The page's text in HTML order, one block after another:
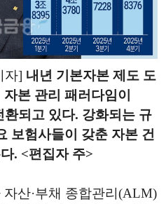
자] 내년 기본자본 제도 도
본 관리 패러다임이
되고 있다. 강화되는 규
보험사들이 갖춘 자본 건
. <편집자 주>
산·부채 종합관리(ALM)